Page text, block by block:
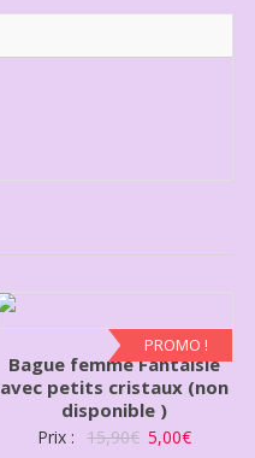
PROMO !
Bague femme Fantaisie
avec petits cristaux (non
disponible )
Prix : 15,90€ 5,00€